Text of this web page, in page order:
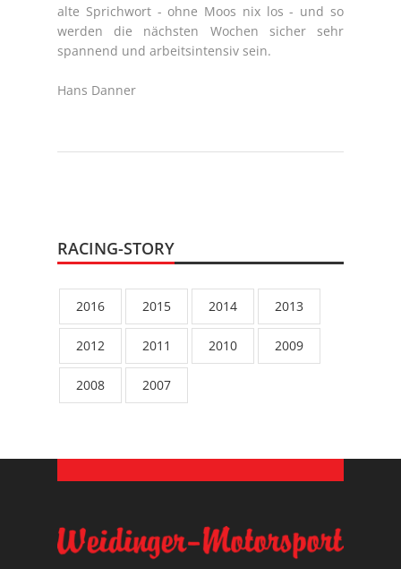
alte Sprichwort - ohne Moos nix los - und so
werden die nächsten Wochen sicher sehr
spannend und arbeitsintensiv sein.
Hans Danner
RACING-STORY
2016 2015 2014 2013
2012 2011 2010 2009
2008 2007